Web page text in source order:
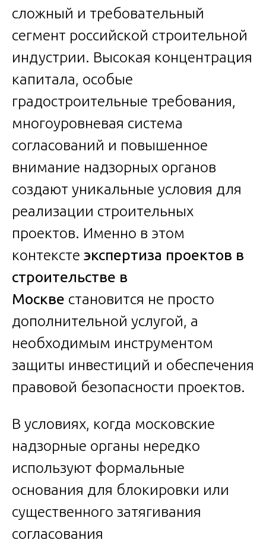
сложный и требовательный
сегмент российской строительной
индустрии. Высокая концентрация
капитала, особые
градостроительные требования,
многоуровневая система
согласований и повышенное
внимание надзорных органов
создают уникальные условия для
реализации строительных
проектов. Именно в этом
контексте экспертиза проектов в
строительстве в
Москве становится не просто
дополнительной услугой, а
необходимым инструментом
защиты инвестиций и обеспечения
правовой безопасности проектов.
В условиях, когда московские
надзорные органы нередко
используют формальные
основания для блокировки или
существенного затягивания
согласования